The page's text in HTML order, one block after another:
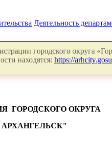
Деятельность
городского округа
находятся: https://
ГОРОДСКОГО ОКРУГА
АРХАНГЕЛЬСК"